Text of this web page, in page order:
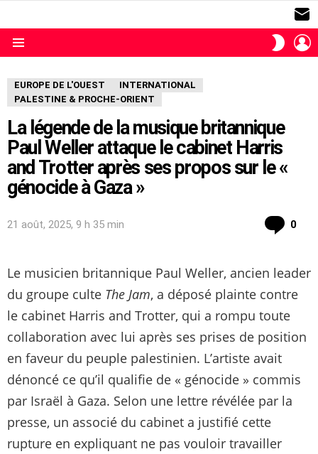
SKIN
EUROPE DE L'OUEST
INTERNATIONAL
PALESTINE & PROCHE-ORIENT
La légende de la musique britannique
Paul Weller attaque le cabinet Harris
and Trotter après ses propos sur le «
génocide à Gaza »
21 août, 2025, 9 h 35 min 0
Le musicien britannique Paul Weller, ancien leader
du groupe culte The Jam, a déposé plainte contre
le cabinet Harris and Trotter, qui a rompu toute
collaboration avec lui après ses prises de position
en faveur du peuple palestinien. L’artiste avait
dénoncé ce qu’il qualifie de « génocide » commis
par Israël à Gaza. Selon une lettre révélée par la
presse, un associé du cabinet a justifié cette
rupture en expliquant ne pas vouloir travailler